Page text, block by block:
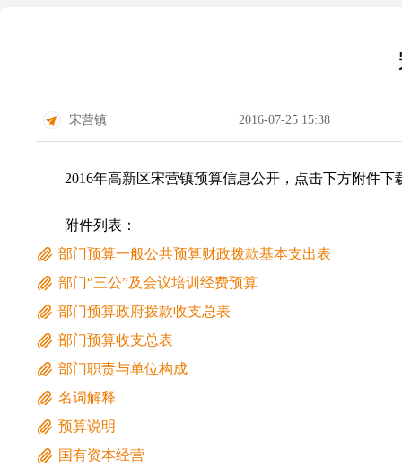
宋营镇 2016-07-25 15:38
2016年高新区宋营镇预算信息公开，点击下方附件下
附件列表：
部门预算一般公共预算财政拨款基本支出表
部门“三公”及会议培训经费预算
部门预算政府拨款收支总表
部门预算收支总表
部门职责与单位构成
名词解释
预算说明
国有资本经营